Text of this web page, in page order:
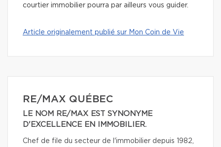
courtier immobilier pourra par ailleurs vous guider.
Article originalement publié sur Mon Coin de Vie
RE/MAX QUÉBEC
LE NOM RE/MAX EST SYNONYME
D'EXCELLENCE EN IMMOBILIER.
Chef de file du secteur de l'immobilier depuis 1982,